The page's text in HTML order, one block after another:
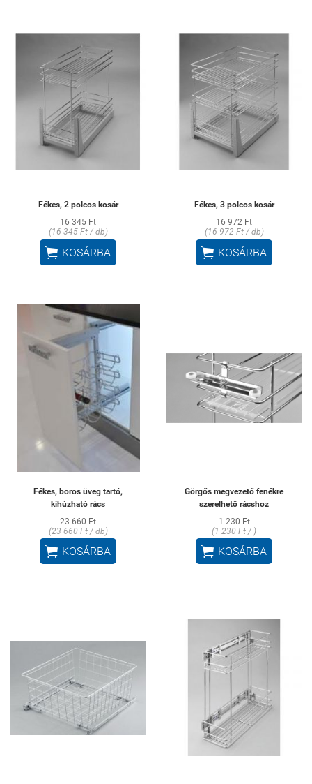
Fékes, 2 polcos kosár
16 345 Ft
(16 345 Ft / db)
 KOSÁRBA
Fékes, 3 polcos kosár
16 972 Ft
(16 972 Ft / db)
 KOSÁRBA
Fékes, boros üveg tartó,
kihúzható rács
23 660 Ft
(23 660 Ft / db)
 KOSÁRBA
Görgős megvezető fenékre
szerelhető rácshoz
1 230 Ft
(1 230 Ft / )
 KOSÁRBA